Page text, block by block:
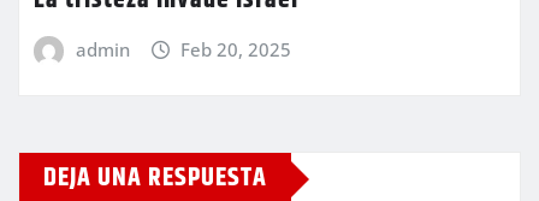
admin Feb 20, 2025
DEJA UNA RESPUESTA